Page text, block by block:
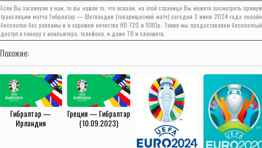
Если Вы заглянули к нам, то вы нашли то, что искали, на этой странице Вы можете посмотреть прямую
трансляцию матча Гибралтар — Шотландия (товарищеский матч) сегодня 3 июня 2024 года онлайн
бесплатно без рекламы и в хорошем качестве HD 720 и 1080p. Также мы предоставляем бесплатный
доступ к плееру с компьютера, телефона, и даже ТВ и планшета.
Похожие:
Гибралтар —
Ирландия
Греция — Гибралтар
(10.09.2023)